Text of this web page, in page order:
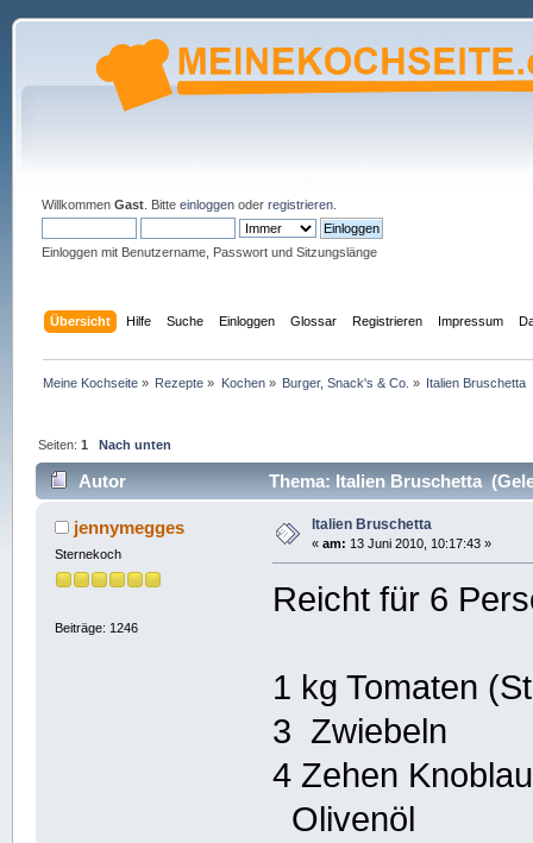
Willkommen Gast. Bitte einloggenoder registrieren.
Einloggen mit Benutzername, Passwort und Sitzungslänge
Übersicht Hilfe Suche Einloggen Glossar Registrieren Impressum
Meine Kochseite » Rezepte » Kochen» Burger, Snack's & Co. » Italien Bruschetta
Seiten:1 Nach unten
Autor Thema: Italien Bruschetta
jennymegges
Sternekoch
Beiträge: 1246
Italien Bruschetta
« am: 13 Juni 2010, 10:17:43 »
Reicht für 6
1 kg Tomaten
3 Zwiebeln
4 Zehen
Olivenöl